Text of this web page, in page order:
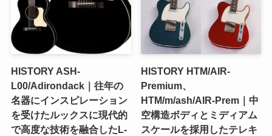
HISTORY ASH-
L00/Adirondack｜往年の
名器にインスピレーション
を受けたルックスに現代的
で高度な技術を融合したL-
HISTORY HTM/AIR-
Premium、
HTM/m/ash/AIR-Prem｜中
空構造ボディとミディアム
スケールを採用したテレキ